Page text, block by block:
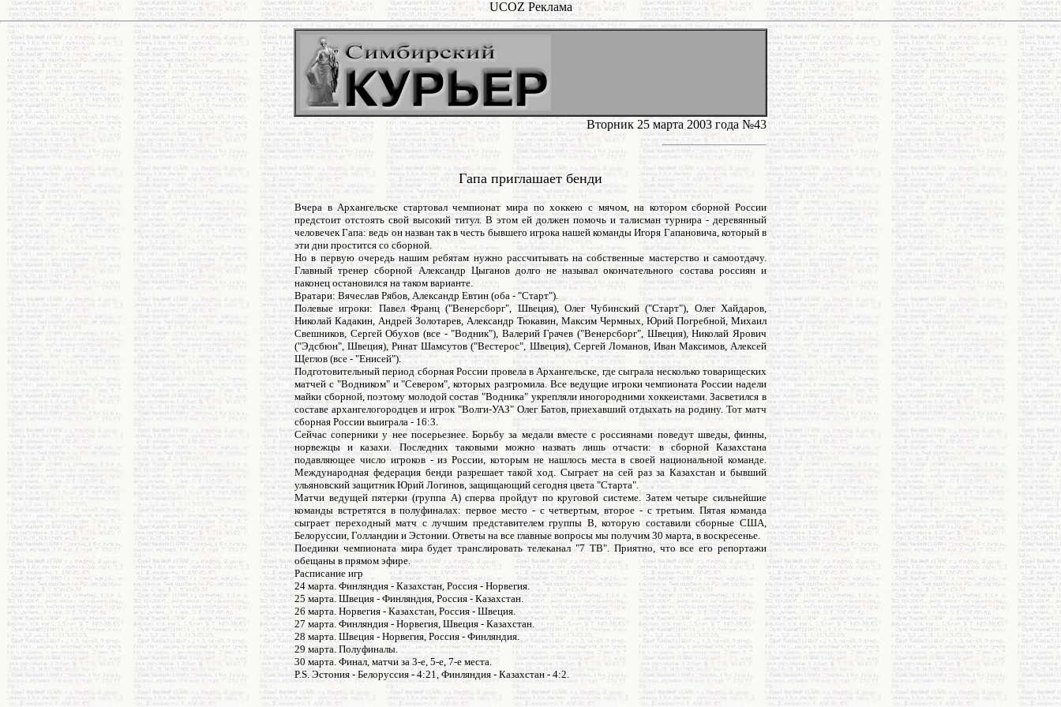
UCOZ Реклама
Вторник 25 марта 2003 года №43
Гапа приглашает бенди
Вчера в Архангельске стартовал чемпионат мира по хоккею с мячом, на котором сборной России
предстоит отстоять свой высокий титул. В этом ей должен помочь и талисман турнира - деревянный
человечек Гапа: ведь он назван так в честь бывшего игрока нашей команды Игоря Гапановича, который в
эти дни простится со сборной.
Но в первую очередь нашим ребятам нужно рассчитывать на собственные мастерство и самоотдачу.
Главный тренер сборной Александр Цыганов долго не называл окончательного состава россиян и
наконец остановился на таком варианте.
Вратари: Вячеслав Рябов, Александр Евтин (оба - "Старт").
Полевые игроки: Павел Франц ("Венерсборг", Швеция), Олег Чубинский ("Старт"), Олег Хайдаров,
Николай Кадакин, Андрей Золотарев, Александр Тюкавин, Максим Чермных, Юрий Погребной, Михаил
Свешников, Сергей Обухов (все - "Водник"), Валерий Грачев ("Венерсборг", Швеция), Николай Ярович
("Эдсбюн", Швеция), Ринат Шамсутов ("Вестерос", Швеция), Сергей Ломанов, Иван Максимов, Алексей
Щеглов (все - "Енисей").
Подготовительный период сборная России провела в Архангельске, где сыграла несколько товарищеских
матчей с "Водником" и "Севером", которых разгромила. Все ведущие игроки чемпионата России надели
майки сборной, поэтому молодой состав "Водника" укрепляли иногородними хоккеистами. Засветился в
составе архангелогородцев и игрок "Волги-УАЗ" Олег Батов, приехавший отдыхать на родину. Тот матч
сборная России выиграла - 16:3.
Сейчас соперники у нее посерьезнее. Борьбу за медали вместе с россиянами поведут шведы, финны,
норвежцы и казахи. Последних таковыми можно назвать лишь отчасти: в сборной Казахстана
подавляющее число игроков - из России, которым не нашлось места в своей национальной команде.
Международная федерация бенди разрешает такой ход. Сыграет на сей раз за Казахстан и бывший
ульяновский защитник Юрий Логинов, защищающий сегодня цвета "Старта".
Матчи ведущей пятерки (группа А) сперва пройдут по круговой системе. Затем четыре сильнейшие
команды встретятся в полуфиналах: первое место - с четвертым, второе - с третьим. Пятая команда
сыграет переходный матч с лучшим представителем группы В, которую составили сборные США,
Белоруссии, Голландии и Эстонии. Ответы на все главные вопросы мы получим 30 марта, в воскресенье.
Поединки чемпионата мира будет транслировать телеканал "7 ТВ". Приятно, что все его репортажи
обещаны в прямом эфире.
Расписание игр
24 марта. Финляндия - Казахстан, Россия - Норвегия.
25 марта. Швеция - Финляндия, Россия - Казахстан.
26 марта. Норвегия - Казахстан, Россия - Швеция.
27 марта. Финляндия - Норвегия, Швеция - Казахстан.
28 марта. Швеция - Норвегия, Россия - Финляндия.
29 марта. Полуфиналы.
30 марта. Финал, матчи за 3-е, 5-е, 7-е места.
P.S. Эстония - Белоруссия - 4:21, Финляндия - Казахстан - 4:2.